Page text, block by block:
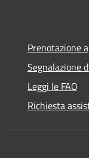
Prenotazione
Segnalazione
Leggi le FAQ
Richiesta